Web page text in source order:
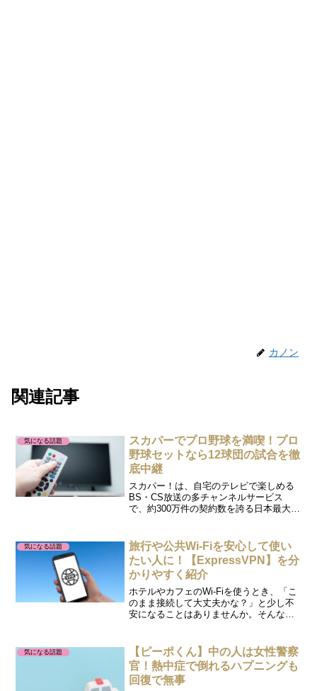
カノン
関連記事
気になる話題
スカパーでプロ野球を満喫！プロ
野球セットなら12球団の試合を徹
底中継
スカパー！は、自宅のテレビで楽しめる
BS・CS放送の多チャンネルサービス
で、約300万件の契約数を誇る日本最大級
ァンにぴったりのサービスです。好きな
チームの試合はもちろ...
気になる話題
旅行や公共Wi-Fiを安心して使い
たい人に！【ExpressVPN】を分
かりやすく紹介
ホテルやカフェのWi-Fiを使うとき、「こ
のまま接続して大丈夫かな？」と少し不
安になることはありませんか。そんなと
けて、外から見られにくくするサービス
です。なかでも...
気になる話題
【ピーポくん】中の人は女性警察
官！熱中症で倒れるハプニングも
回復で無事